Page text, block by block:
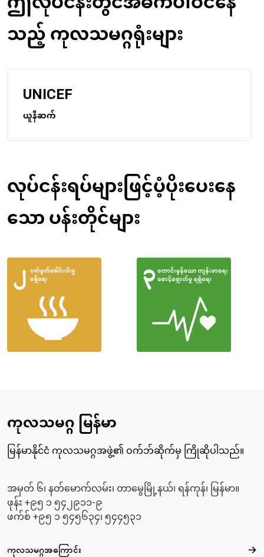
သည့် ကုလသမဂ္ဂရုံးများ
UNICEF
ယူနီဆက်
လုပ်ငန်းရပ်များဖြင့်ပံ့ပိုးပေးနေ
သော ပန်းတိုင်များ
ကုလသမဂ္ဂ မြန်မာ
မြန်မာနိုင်ငံ ကုလသမဂ္ဂအဖွဲ့၏ ဝက်ဘ်ဆိုက်မှ ကြိုဆိုပါသည်။
အမှတ် ၆၊ နတ်မောက်လမ်း၊ တာမွေမြို့နယ်၊ ရန်ကုန်၊ မြန်မာ။
ဖုန်း +၉၅ ၁ ၅၄၂၉၁၁-၉
ဖက်စ် +၉၅ ၁ ၅၄၅၆၃၄၊ ၅၄၄၅၃၁
Footer menu
ကုလသမဂ္ဂအကြောင်း ကုလ